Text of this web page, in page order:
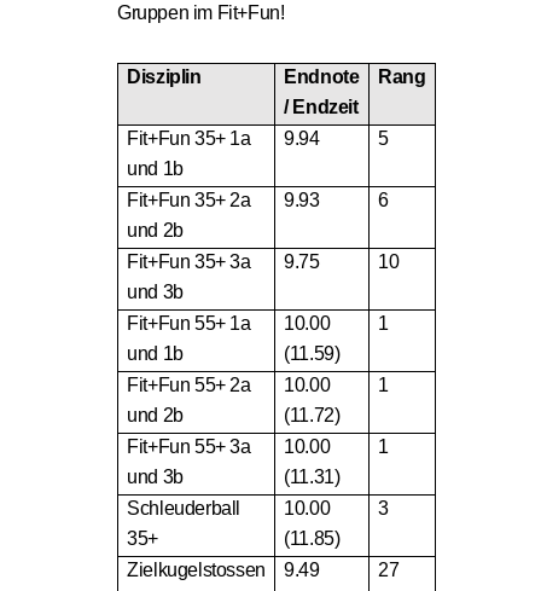
Gruppen im Fit+Fun!
Disziplin
Endnote
/ Endzeit
Rang
Fit+Fun 35+ 1a
und 1b
9.94 5
Fit+Fun 35+ 2a
und 2b
9.93 6
Fit+Fun 35+ 3a
und 3b
9.75 10
Fit+Fun 55+ 1a
und 1b
10.00
(11.59)
1
Fit+Fun 55+ 2a
und 2b
10.00
(11.72)
1
Fit+Fun 55+ 3a
und 3b
10.00
(11.31)
1
Schleuderball
35+
10.00
(11.85)
3
Zielkugelstossen
9.49 27